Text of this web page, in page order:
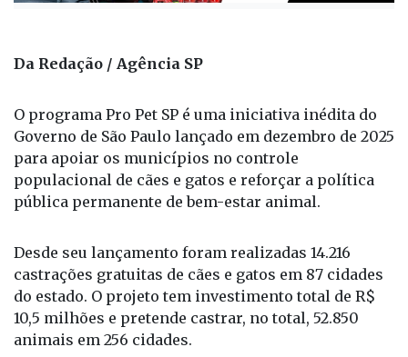
Da Redação / Agência SP
O programa Pro Pet SP é uma iniciativa inédita do
Governo de São Paulo lançado em dezembro de 2025
para apoiar os municípios no controle
populacional de cães e gatos e reforçar a política
pública permanente de bem-estar animal.
Desde seu lançamento foram realizadas 14.216
castrações gratuitas de cães e gatos em 87 cidades
do estado. O projeto tem investimento total de R$
10,5 milhões e pretende castrar, no total, 52.850
animais em 256 cidades.